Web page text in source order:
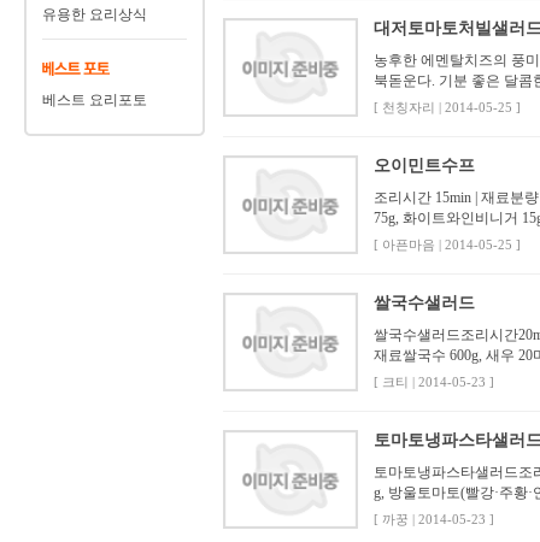
유용한 요리상식
베스트 요리포토
대저토마토처빌샐러
농후한 에멘탈치즈의 풍
북돋운다. 기분 좋은 달콤
[ 천칭자리 | 2014-05-25 ]
오이민트수프
조리시간 15min | 재료분
75g, 화이트와인비니거
[ 아픈마음 | 2014-05-25 ]
쌀국수샐러드
쌀국수샐러드조리시간
재료쌀국수 600g, 새우 20
[ 크티 | 2014-05-23 ]
토마토냉파스타샐러
토마토냉파스타샐러드조
g, 방울토마토(빨강·주황
[ 까꿍 | 2014-05-23 ]